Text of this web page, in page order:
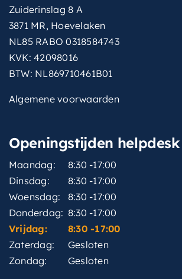
Zuiderinslag 8 A
3871 MR, Hoevelaken
NL85 RABO 0318584743
KVK: 42098016
BTW: NL869710461B01
Algemene voorwaarden
Openingstijden helpdesk
Maandag:
8:30 -17:00
Dinsdag:
8:30 -17:00
Woensdag:
8:30 -17:00
Donderdag: 8:30 -17:00
Vrijdag:
8:30 -17:00
Zaterdag:
Gesloten
Zondag:
Gesloten